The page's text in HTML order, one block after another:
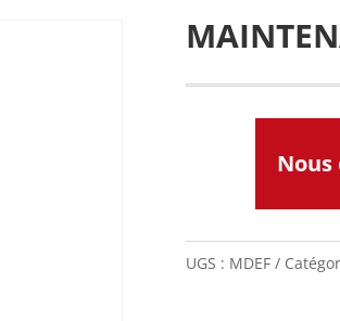
UGS : MDEF